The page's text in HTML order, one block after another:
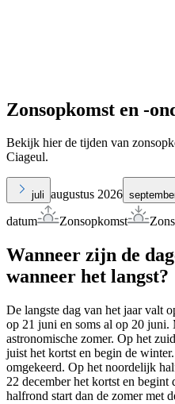
Zonsopkomst en -
Bekijk hier de tijden van
Ciageul.
juli augustus 2026
datum Zonsopkomst
Wanneer zijn de
wanneer het langst?
De langste dag van het jaar valt
op 21 juni en soms al op 20 juni.
astronomische zomer. Op het
juist het kortst en begin de
omgekeerd. Op het noordelijk
22 december het kortst en
halfrond start dan de zomer met